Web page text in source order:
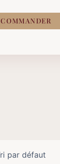
COMMANDER